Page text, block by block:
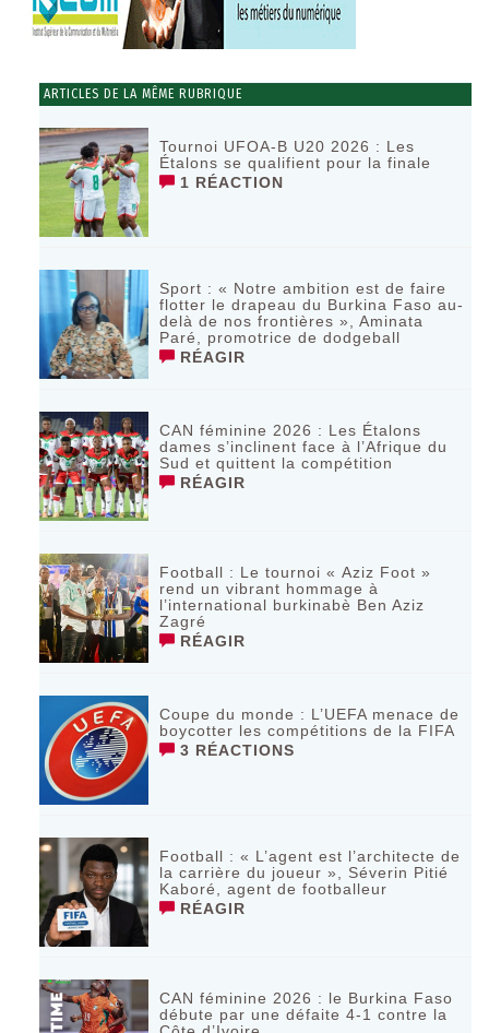
ARTICLES DE LA MÊME RUBRIQUE
Tournoi UFOA-B U20 2026 : Les
Étalons se qualifient pour la finale
1 RÉACTION
Sport : « Notre ambition est de faire
flotter le drapeau du Burkina Faso au-
delà de nos frontières », Aminata
Paré, promotrice de dodgeball
RÉAGIR
CAN féminine 2026 : Les Étalons
dames s’inclinent face à l’Afrique du
Sud et quittent la compétition
RÉAGIR
Football : Le tournoi « Aziz Foot »
rend un vibrant hommage à
l’international burkinabè Ben Aziz
Zagré
RÉAGIR
Coupe du monde : L’UEFA menace de
boycotter les compétitions de la FIFA
3 RÉACTIONS
Football : « L’agent est l’architecte de
la carrière du joueur », Séverin Pitié
Kaboré, agent de footballeur
RÉAGIR
CAN féminine 2026 : le Burkina Faso
débute par une défaite 4-1 contre la